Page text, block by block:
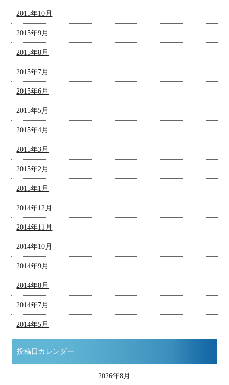
2015年10月
2015年9月
2015年8月
2015年7月
2015年6月
2015年5月
2015年4月
2015年3月
2015年2月
2015年1月
2014年12月
2014年11月
2014年10月
2014年9月
2014年8月
2014年7月
2014年5月
投稿日カレンダー
2026年8月